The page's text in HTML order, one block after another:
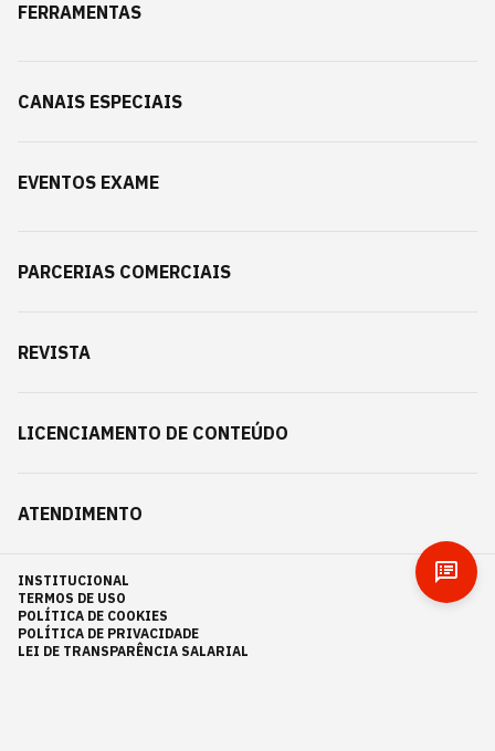
FERRAMENTAS
CANAIS ESPECIAIS
EVENTOS EXAME
PARCERIAS COMERCIAIS
REVISTA
LICENCIAMENTO DE CONTEÚDO
ATENDIMENTO
INSTITUCIONAL
TERMOS DE USO
POLÍTICA DE COOKIES
POLÍTICA DE PRIVACIDADE
LEI DE TRANSPARÊNCIA SALARIAL